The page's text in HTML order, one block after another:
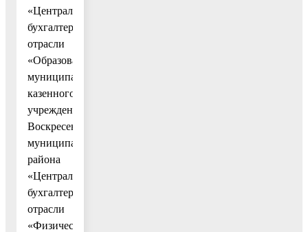
«Централизованная
бухгалтерия
отрасли
«Образование»,
муниципального
казенного
учреждения
Воскресенского
муниципального
района
«Централизованная
бухгалтерия
отрасли
«Физическая